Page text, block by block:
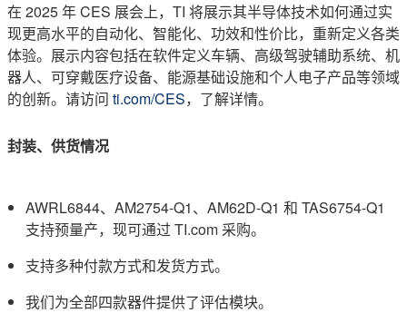
在 2025 年 CES 展会上，TI 将展示其半导体技术如何通过实
现更高水平的自动化、智能化、功效和性价比，重新定义各类
体验。展示内容包括在软件定义车辆、高级驾驶辅助系统、机
器人、可穿戴医疗设备、能源基础设施和个人电子产品等领域
的创新。请访问 ti.com/CES，了解详情。
封装、供货情况
AWRL6844、AM2754-Q1、AM62D-Q1 和 TAS6754-Q1
支持预量产，现可通过 TI.com 采购。
支持多种付款方式和发货方式。
我们为全部四款器件提供了评估模块。